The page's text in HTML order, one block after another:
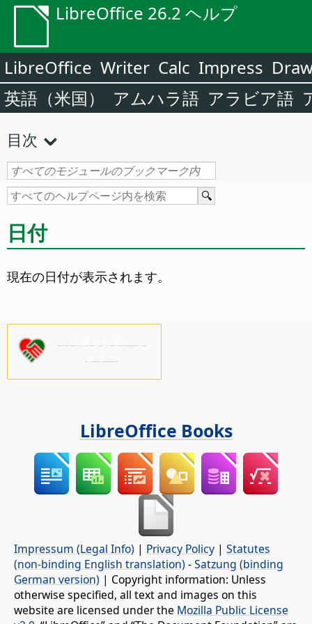
LibreOffice 26.2 ヘルプ
LibreOffice Writer Calc Impress
英語（米国）
アムハラ語 アラビア語
目次
日付
現在の日付が表示されます。
LibreOffice Books
Impressum (Legal Info) | Privacy Policy | Statutes
(non-binding English translation) -Satzung (binding
German version) | Copyright information: Unless
otherwise specified, all text and images on this
website are licensed under the Mozilla Public License